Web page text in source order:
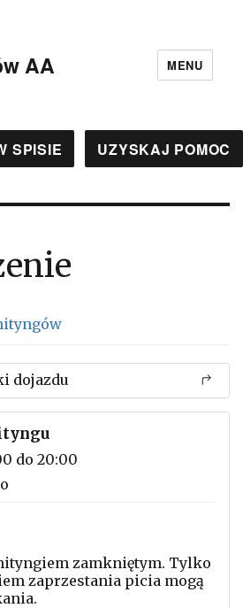
AA MENU
SPISIE UZYSKAJ POMOC
dojazdu
do 20:00
zamkniętym. Tylko
zaprzestania picia mogą